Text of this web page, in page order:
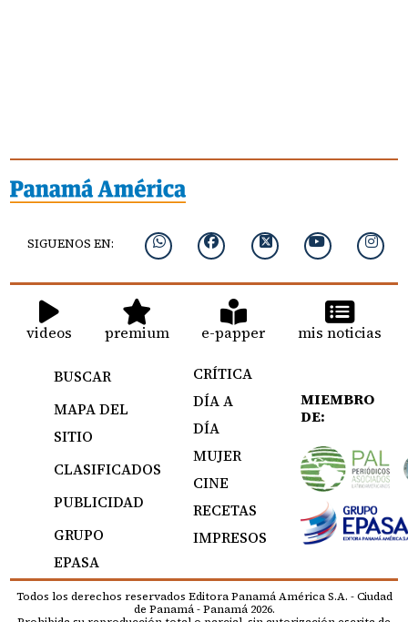
SIGUENOS EN:
videos premium e-papper mis noticias
BUSCAR
MAPA DEL
SITIO
CLASIFICADOS
PUBLICIDAD
GRUPO
EPASA
CRÍTICA
DÍA A
DÍA
MUJER
CINE
RECETAS
IMPRESOS
MIEMBRO
DE:
Todos los derechos reservados Editora Panamá América S.A. - Ciudad
de Panamá - Panamá 2026.